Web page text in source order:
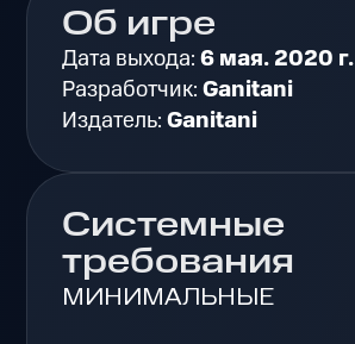
Об игре
Дата выхода:6 мая. 2020 г.
Разработчик:Ganitani
Издатель:Ganitani
Системные
требования
МИНИМАЛЬНЫЕ